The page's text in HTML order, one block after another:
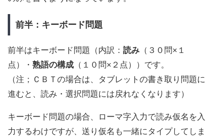
前半：キーボード問題
前半はキーボード問題（内訳： 読み （３０問×１
点）・ 熟語の構成 （１０問×２点））です。
（注；ＣＢＴの場合は、タブレットの書き取り問題に
進むと、読み・選択問題には戻れなくなります）
キーボード問題の場合、ローマ字入力で読み仮名を入
力するわけですが、送り仮名も一緒にタイプしてしま